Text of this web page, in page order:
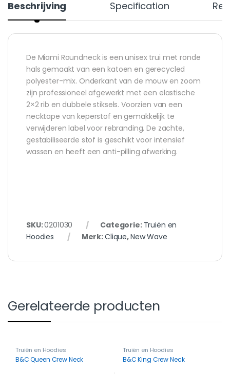
Beschrijving Specification
De Miami Roundneck is een unisex trui met ronde
hals gemaakt van een katoen en gerecycled
polyester-mix. Onderkant van de mouw en zoom
zijn professioneel afgewerkt met een elastische
2×2 rib en dubbele stiksels. Voorzien van een
necktape van keperstof en gemakkelijk te
verwijderen label voor rebranding. De zachte,
gestabiliseerde stof is geschikt voor intensief
wassen en heeft een anti-pilling afwerking.
SKU:0201030 Categorie: Truiën en
Hoodies
Merk:Clique,New Wave
Gerelateerde producten
Truiën en Hoodies
B&C Queen Crew Neck
Truiën en Hoodies
B&C King Crew Neck